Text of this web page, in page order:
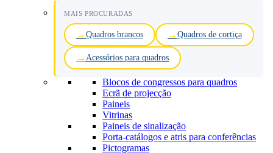
MAIS PROCURADAS
Quadros brancos Quadros de cortiça
Acessórios para quadros
Blocos de congressos para quadros
Ecrã de projecção
Paineis
Vitrinas
Paineis de sinalização
Porta-catálogos e atris para conferências
Pictogramas